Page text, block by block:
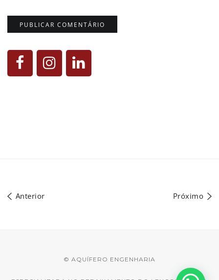
Anterior Próximo
© AQUÍFERO ENGENHARIA